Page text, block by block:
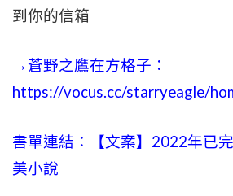
到你的信箱
→蒼野之鷹在方格子：
https://vocus.cc/starryeagle/
書單連結：【文案】2022年已
美小說